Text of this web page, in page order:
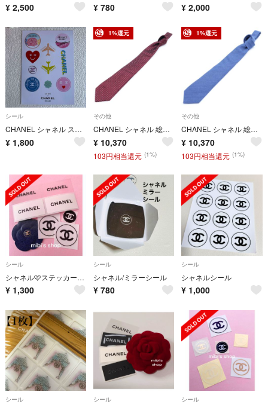
¥ 2,500 ¥ 780 ¥ 2,000
シール
CHANEL シャネル ステッカーノベルティ 非売品
¥ 1,800
1%還元
その他
CHANEL シャネル 総柄 シルクネクタイ レッド
¥ 10,370
103円相当還元 (1%)
1%還元
その他
CHANEL シャネル 総柄 シルクネクタイ ブルー
¥ 10,370
103円相当還元 (1%)
シール
シャネル🩷ステッカー シール カメリア SALE🩷大感謝価格 数量限定
¥ 1,300
シール
シャネル/ミラーシール
¥ 780
シール
シャネルシール
¥ 1,000
シール シール シール